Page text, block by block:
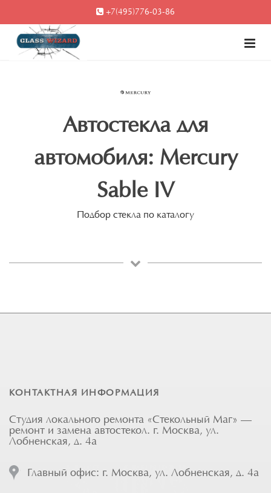
+7(495)776-03-86
Автостекла для
автомобиля: Mercury
Sable IV
Подбор стекла по каталогу
КОНТАКТНАЯ ИНФОРМАЦИЯ
Студия локального ремонта «Стекольный Маг» —
ремонт и замена автостекол. г. Москва, ул.
Лобненская, д. 4а
Главный офис: г. Москва, ул. Лобненская, д. 4а